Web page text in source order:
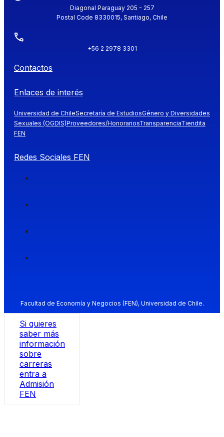
Diagonal Paraguay 205 - 257
Postal Code 8330015, Santiago, Chile
+56 2 2978 3301
Contactos
Enlaces de interés
Universidad de ChileSecretaría de EstudiosGénero y Diversidades
Sexuales (OGDIS)Proveedores/HonorariosTransparenciaTiendita
FEN
Redes Sociales FEN
Facultad de Economía y Negocios (FEN), Universidad de Chile.
Si quieres
saber más
información
sobre
carreras
entra a
Admisión
FEN